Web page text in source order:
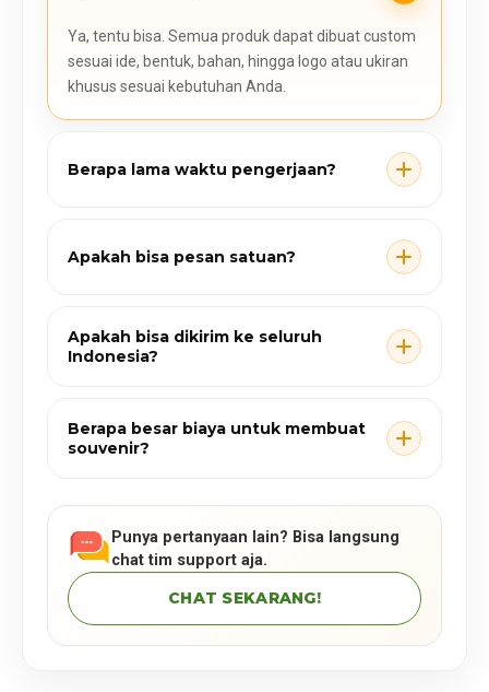
Ya, tentu bisa. Semua produk dapat dibuat custom
sesuai ide, bentuk, bahan, hingga logo atau ukiran
khusus sesuai kebutuhan Anda.
Berapa lama waktu pengerjaan?
Apakah bisa pesan satuan?
Apakah bisa dikirim ke seluruh
Indonesia?
Berapa besar biaya untuk membuat
souvenir?
Punya pertanyaan lain? Bisa langsung
chat tim support aja.
CHAT SEKARANG!